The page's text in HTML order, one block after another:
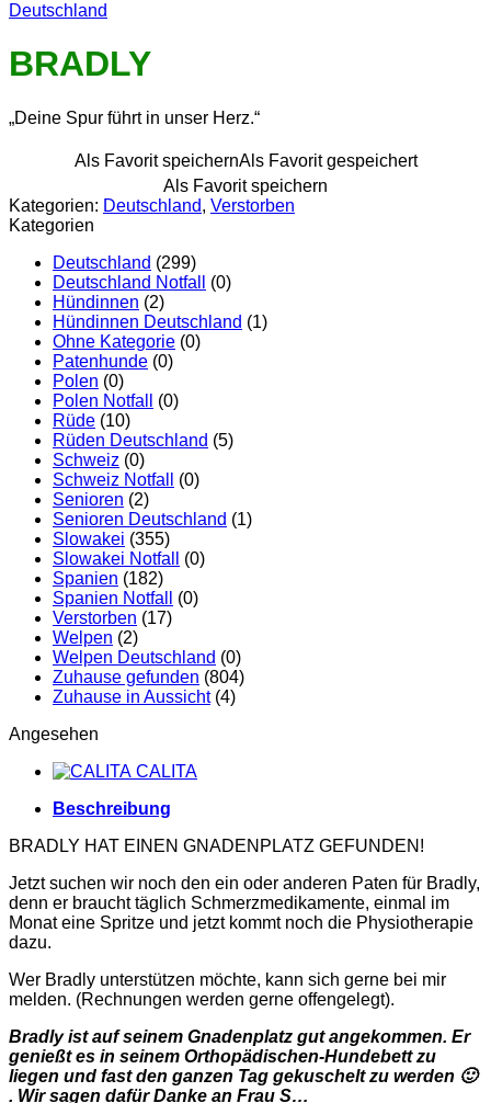
Deutschland
BRADLY
„Deine Spur führt in unser Herz.“
Als Favorit speichernAls Favorit gespeichert
Als Favorit speichern
Kategorien: Deutschland, Verstorben
Kategorien
Deutschland (299)
Deutschland Notfall
(0)
Hündinnen (2)
Hündinnen Deutschland (1)
Ohne Kategorie (0)
Patenhunde (0)
Polen (0)
Polen Notfall
(0)
Rüde (10)
Rüden Deutschland (5)
Schweiz (0)
Schweiz Notfall
(0)
Senioren (2)
Senioren Deutschland (1)
Slowakei (355)
Slowakei Notfall
(0)
Spanien (182)
Spanien Notfall
(0)
Verstorben (17)
Welpen (2)
Welpen Deutschland (0)
Zuhause gefunden (804)
Zuhause in Aussicht (4)
Angesehen
CALITA
Beschreibung
BRADLY HAT EINEN GNADENPLATZ GEFUNDEN!
Jetzt suchen wir noch den ein oder anderen Paten für Bradly,
denn er braucht täglich Schmerzmedikamente, einmal im
Monat eine Spritze und jetzt kommt noch die Physiotherapie
dazu.
Wer Bradly unterstützen möchte, kann sich gerne bei mir
melden. (Rechnungen werden gerne offengelegt).
Bradly ist auf seinem Gnadenplatz gut angekommen. Er
genießt es in seinem Orthopädischen-Hundebett zu
liegen und fast den ganzen Tag gekuschelt zu werden 🙂
. Wir sagen dafür Danke an Frau S…